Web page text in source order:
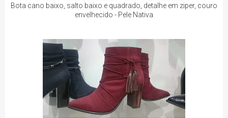
Bota cano baixo, salto baixo e quadrado, detalhe em ziper, couro
envelhecido - Pele Nativa